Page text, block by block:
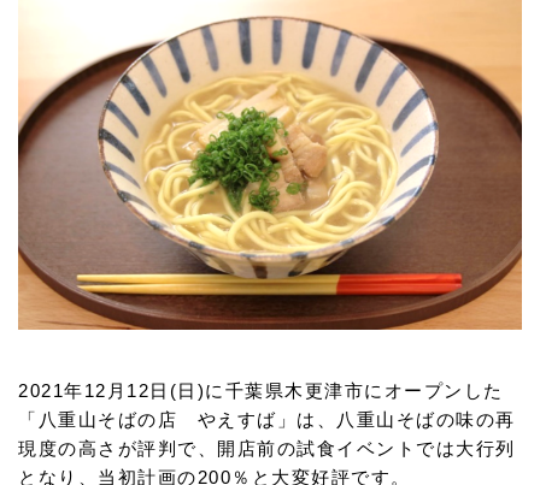
2021年12月12日(日)に千葉県木更津市にオープンした
「八重山そばの店 やえすば」は、八重山そばの味の再
現度の高さが評判で、開店前の試食イベントでは大行列
となり、当初計画の200％と大変好評です。